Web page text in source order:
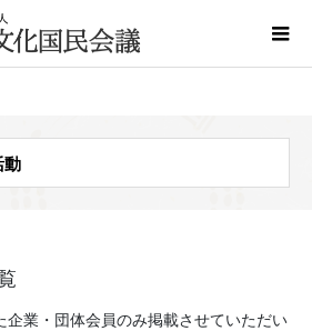
動
企業・団体会員のみ掲載させていただい